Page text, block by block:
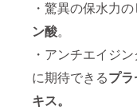
・驚異の保水力の
ン酸。
・アンチエイジ
に期待できるプ
キス。